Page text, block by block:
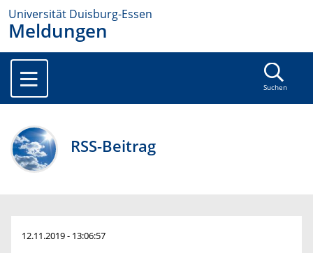
Universität Duisburg-Essen
Meldungen
Suchen
RSS-Beitrag
12.11.2019 - 13:06:57